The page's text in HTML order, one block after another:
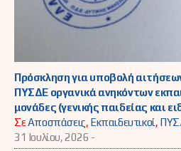
Πρόσκληση για υποβολή
ΠΥΣΔΕ οργανικά ανηκόντων
μονάδες (γενικής παιδείας και
ΣεΑποσπάσεις, Εκπαιδευτικοί,
31 Ιουλίου, 2026 -